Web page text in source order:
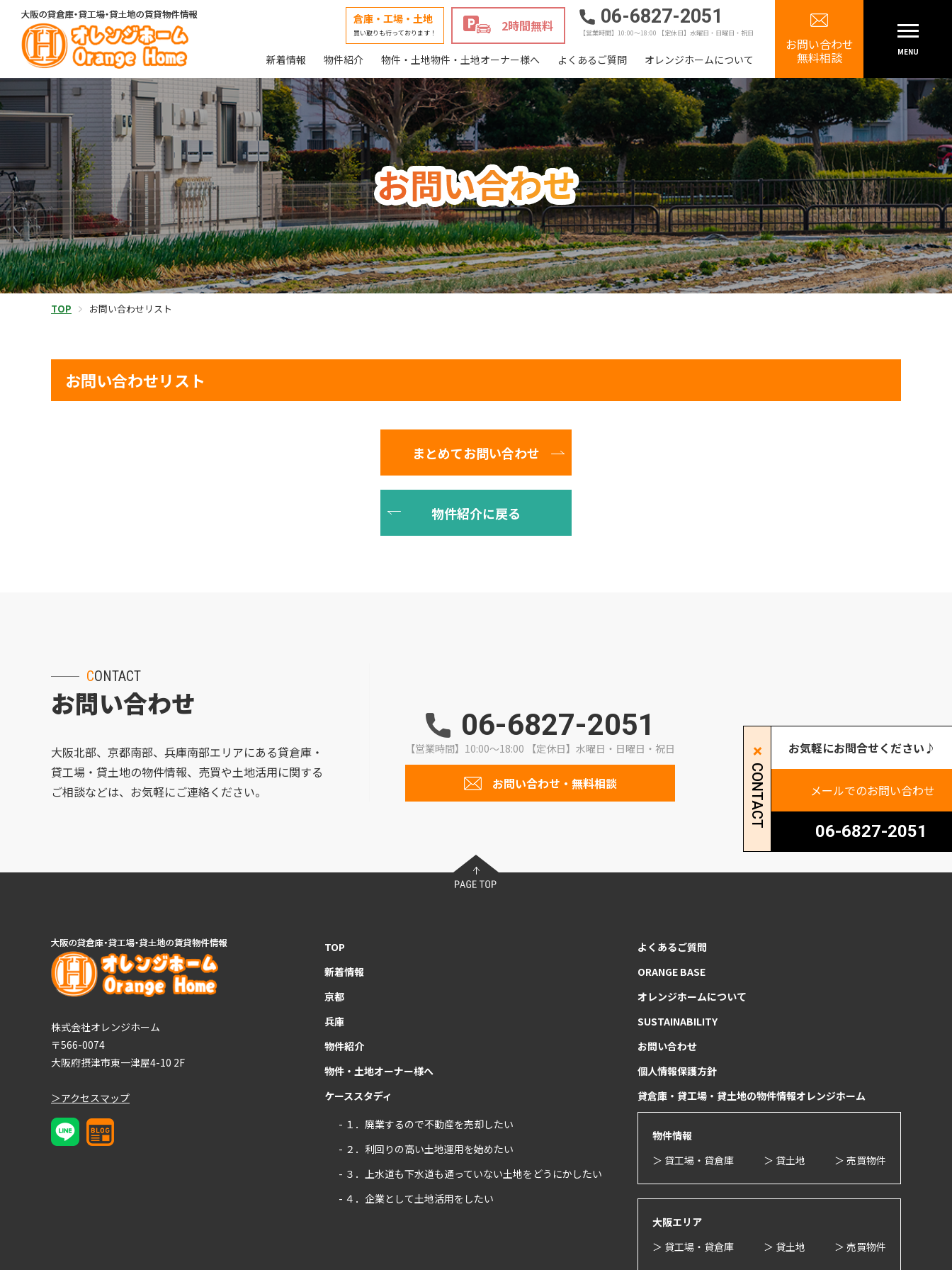
倉庫・工場・土地
買い取りも行っております！ 2時間無料 06-6827-2051
【営業時間】10:00～18:00 【定休日】水曜日・日曜日・祝日
新着情報 物件紹介 物件・土地物件・土地オーナー様へ よくあるご質問 オレンジホームについて
お問い合わせ
無料相談 MENU
TOP お問い合わせリスト
お問い合わせリスト
CONTACT
お問い合わせ
大阪北部、京都南部、兵庫南部エリアにある貸倉庫・
貸工場・貸土地の物件情報、売買や土地活用に関する
ご相談などは、お気軽にご連絡ください。
06-6827-2051
【営業時間】10:00～18:00 【定休日】水曜日・日曜日・祝日
お問い合わせ・無料相談 CONTACT
お気軽にお問合せください♪
メールでのお問い合わせ
06-6827-2051
株式会社オレンジホーム
〒566-0074
大阪府摂津市東一津屋4-10 2F
＞アクセスマップ
TOP
新着情報
京都
兵庫
物件紹介
物件・土地オーナー様へ
ケーススタディ
- １．廃業するので不動産を売却したい
- ２．利回りの高い土地運用を始めたい
- ３．上水道も下水道も通っていない土地をどうにかしたい
- ４．企業として土地活用をしたい
よくあるご質問
ORANGE BASE
オレンジホームについて
SUSTAINABILITY
お問い合わせ
個人情報保護方針
貸倉庫・貸工場・貸土地の物件情報オレンジホーム
物件情報
＞ 貸工場・貸倉庫
＞ 貸土地 ＞ 売買物件
大阪エリア
＞ 貸工場・貸倉庫
＞ 貸土地 ＞ 売買物件